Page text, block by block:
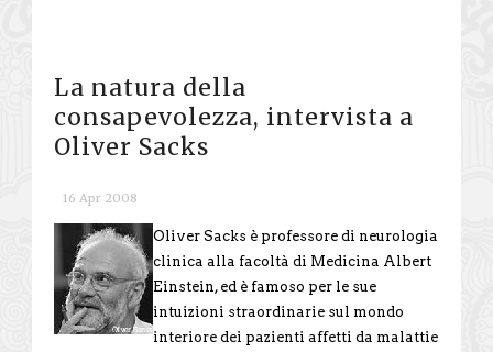
La natura della
consapevolezza, intervista a
Oliver Sacks
16 Apr 2008
Oliver Sacks è professore di neurologia
clinica alla facoltà di Medicina Albert
Einstein, ed è famoso per le sue
intuizioni straordinarie sul mondo
interiore dei pazienti affetti da malattie